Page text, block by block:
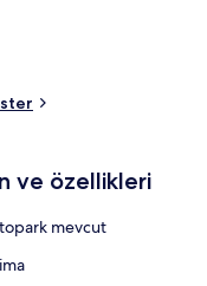
ve özellikleri
mevcut